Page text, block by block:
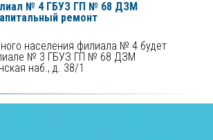
№ 4 ГБУЗ ГП № 68 ДЗМ
ремонт
населения филиала № 4 будет
№ 3 ГБУЗ ГП № 68 ДЗМ
наб., д. 38/1